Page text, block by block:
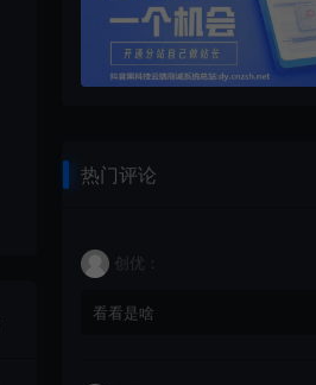
热门评论
创优：
看看是啥